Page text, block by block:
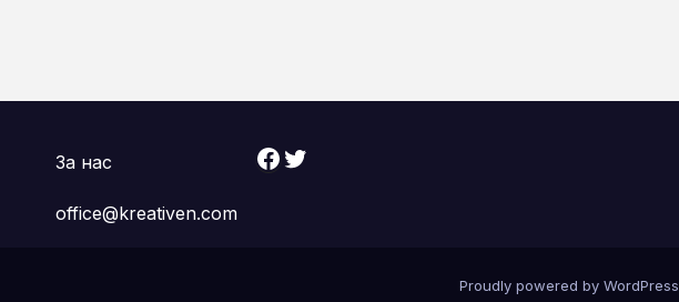
За нас
office@kreativen.com
Facebook Twitter
Proudly powered by WordPress